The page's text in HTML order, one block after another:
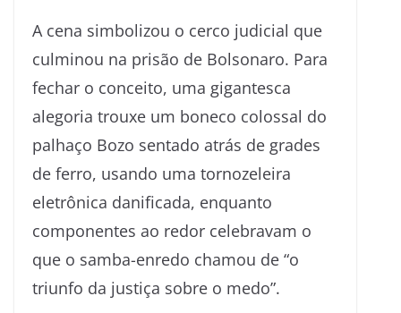
A cena simbolizou o cerco judicial que
culminou na prisão de Bolsonaro. Para
fechar o conceito, uma gigantesca
alegoria trouxe um boneco colossal do
palhaço Bozo sentado atrás de grades
de ferro, usando uma tornozeleira
eletrônica danificada, enquanto
componentes ao redor celebravam o
que o samba-enredo chamou de “o
triunfo da justiça sobre o medo”.